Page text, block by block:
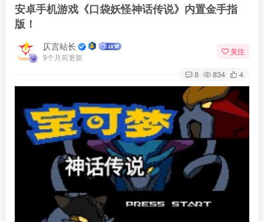
安卓手机游戏《口袋妖怪神话传说》内置金手指
版！
仄言站长
9个月前更新
关注
8 834 4